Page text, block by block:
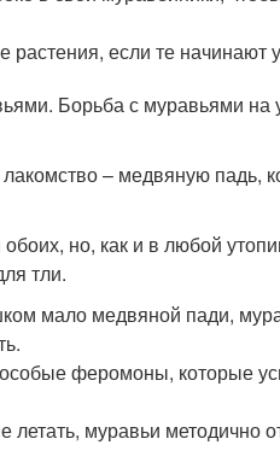
если те начинают
– медвяную падь,
но, как и в любой
тли.
мало медвяной пади,
феромоны, которые
муравьи методично